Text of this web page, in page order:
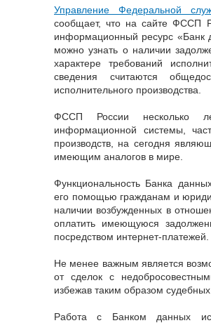
Управление Федеральной
сообщает, что на сайте ФССП
информационный ресурс «Банк
можно узнать о наличии
характере требований
сведения считаются
исполнительного производства.
ФССП России несколько
информационной системы,
производств, на сегодня
имеющим аналогов в мире.
Функциональность Банка
его помощью гражданам и
наличии возбужденных в
оплатить имеющуюся
посредством интернет-платежей.
Не менее важным является
от сделок с
избежав таким образом
Работа с Банком данных